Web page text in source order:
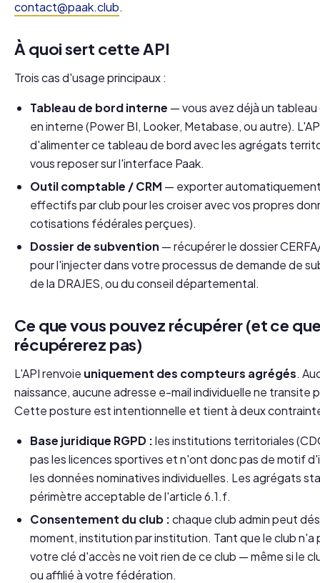
contact@paak.club.
À quoi sert cette API
Trois cas d'usage principaux :
Tableau de bord interne — vous avez déjà un
en interne (Power BI, Looker, Metabase, ou autre).
d'alimenter ce tableau de bord avec les agrégats
vous reposer sur l'interface Paak.
Outil comptable / CRM — exporter
effectifs par club pour les croiser avec vos propres
cotisations fédérales perçues).
Dossier de subvention — récupérer le dossier
pour l'injecter dans votre processus de demande de
de la DRAJES, ou du conseil départemental.
Ce que vous pouvez récupérer (et ce
récupérerez pas)
L'API renvoie uniquement des compteurs agrégés.
naissance, aucune adresse e-mail individuelle ne transite
Cette posture est intentionnelle et tient à deux
Base juridique RGPD :les institutions territoriales
pas les licences sportives et n'ont donc pas de motif
les données nominatives individuelles. Les agrégats
périmètre acceptable de l'article 6.1.f.
Consentement du club :chaque club admin peut
moment, institution par institution. Tant que le club n'a
votre clé d'accès ne voit rien de ce club — même si le
ou affilié à votre fédération.